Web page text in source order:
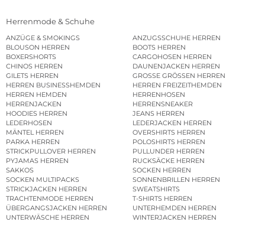
Herrenmode & Schuhe
ANZÜGE & SMOKINGS
ANZUGSSCHUHE HERREN
BLOUSON HERREN
BOOTS HERREN
BOXERSHORTS
CARGOHOSEN HERREN
CHINOS HERREN
DAUNENJACKEN HERREN
GILETS HERREN
GROSSE GRÖSSEN HERREN
HERREN BUSINESSHEMDEN
HERREN FREIZEITHEMDEN
HERREN HEMDEN
HERRENHOSEN
HERRENJACKEN
HERRENSNEAKER
HOODIES HERREN
JEANS HERREN
LEDERHOSEN
LEDERJACKEN HERREN
MÄNTEL HERREN
OVERSHIRTS HERREN
PARKA HERREN
POLOSHIRTS HERREN
STRICKPULLOVER HERREN
PULLUNDER HERREN
PYJAMAS HERREN
RUCKSÄCKE HERREN
SAKKOS
SOCKEN HERREN
SOCKEN MULTIPACKS
SONNENBRILLEN HERREN
STRICKJACKEN HERREN
SWEATSHIRTS
TRACHTENMODE HERREN
T-SHIRTS HERREN
ÜBERGANGSJACKEN HERREN
UNTERHEMDEN HERREN
UNTERWÄSCHE HERREN
WINTERJACKEN HERREN